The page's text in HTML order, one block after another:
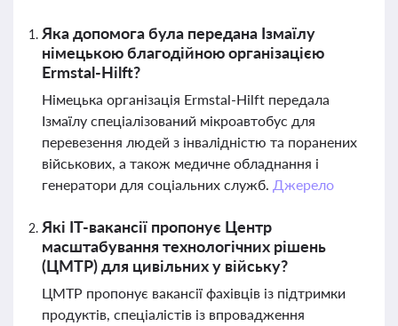
Яка допомога була передана Ізмаїлу
німецькою благодійною організацією
Ermstal-Hilft?
Німецька організація Ermstal-Hilft передала
Ізмаїлу спеціалізований мікроавтобус для
перевезення людей з інвалідністю та поранених
військових, а також медичне обладнання і
генератори для соціальних служб. Джерело
Які IT-вакансії пропонує Центр
масштабування технологічних рішень
(ЦМТР) для цивільних у війську?
ЦМТР пропонує вакансії фахівців із підтримки
продуктів, спеціалістів із впровадження